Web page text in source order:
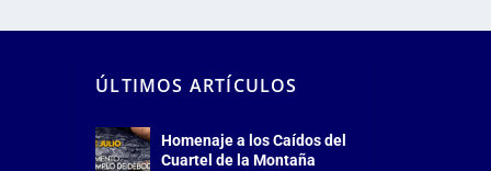
ÚLTIMOS ARTÍCULOS
Homenaje a los Caídos del
Cuartel de la Montaña